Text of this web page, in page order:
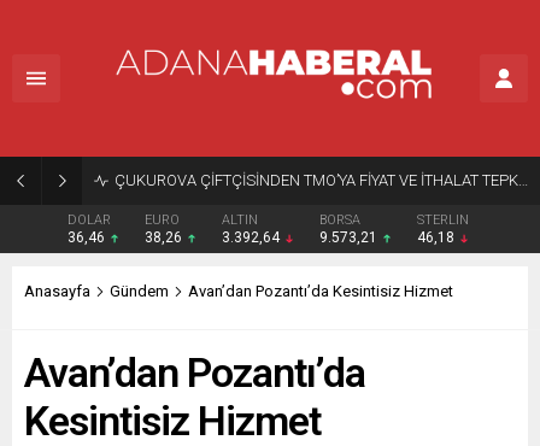
ÇUKUROVA ÇİFTÇİSİNDEN TMO’YA FİYAT VE İTHALAT TEPKİSİ
DOLAR
36,46
EURO
38,26
ALTIN
3.392,64
BORSA
9.573,21
STERLIN
46,18
Anasayfa Gündem Avan’dan Pozantı’da Kesintisiz Hizmet
Avan’dan Pozantı’da
Kesintisiz Hizmet